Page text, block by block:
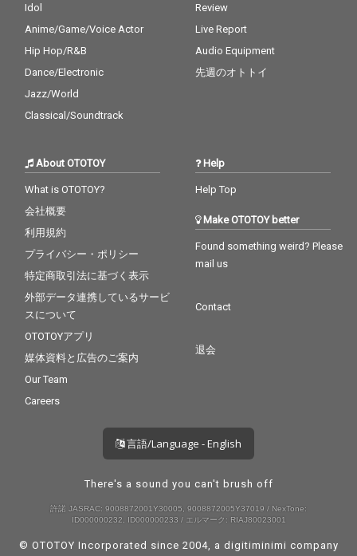
Idol
Anime/Game/Voice Actor
Hip Hop/R&B
Dance/Electronic
Jazz/World
Classical/Soundtrack
Review
Live Report
Audio Equipment
先週のオトトイ
About OTOTOY
What is OTOTOY?
会社概要
利用規約
プライバシー・ポリシー
特定商取引法に基づく表示
外部データ連携しているサービ
スについて
OTOTOYアプリ
媒体資料と広告のご案内
Our Team
Careers
Help
Help Top
Make OTOTOY better
Found something weird? Please
mail us
Contact
退会
言語/Language - English
There's a sound you can't brush off
許諾 JASRAC: 9008872001Y30005, 9008872005Y37019 / NexTone:
ID000000232, ID000000233 / エルマーク: RIAJ80023001
© OTOTOY Incorporated since 2004, a digitiminimi company